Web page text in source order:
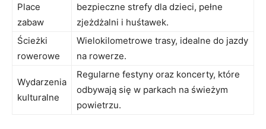
Place​
zabaw
bezpieczne strefy dla dzieci, pełne​
zjeżdżalni i huśtawek.
Ścieżki
rowerowe
Wielokilometrowe‌ trasy, idealne do jazdy
⁤na rowerze.
Wydarzenia
kulturalne
Regularne festyny oraz koncerty,⁢ które
odbywają się w ​parkach na świeżym
powietrzu.